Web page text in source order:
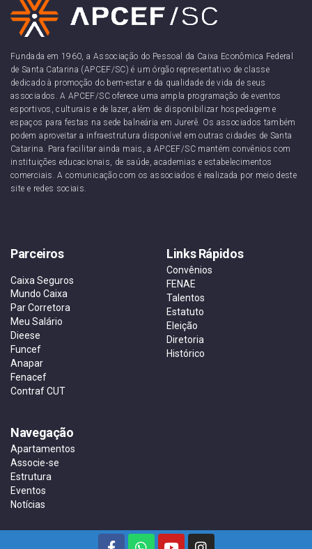
Fundada em 1960, a Associação do Pessoal da Caixa Econômica Federal
de Santa Catarina (APCEF/SC) é um órgão representativo de classe
dedicado à promoção do bem-estar e da qualidade de vida de seus
associados. A APCEF/SC oferece uma ampla programação de eventos
esportivos, culturais e de lazer, além de disponibilizar hospedagem e
espaços para festas na sede balneária em Jurerê. Os associados também
podem aproveitar a infraestrutura disponível em outras cidades de Santa
Catarina. Para facilitar ainda mais, a APCEF/SC mantém convênios com
instituições educacionais, de saúde, academias e estabelecimentos
comerciais. A comunicação com os associados é realizada por meio deste
site e redes sociais.
Parceiros
Caixa Seguros
Mundo Caixa
Par Corretora
Meu Salário
Dieese
Funcef
Anapar
Fenacef
Contraf CUT
Links Rápidos
Convênios
FENAE
Talentos
Estatuto
Eleição
Diretoria
Histórico
Navegação
Apartamentos
Associe-se
Estrutura
Eventos
Notícias